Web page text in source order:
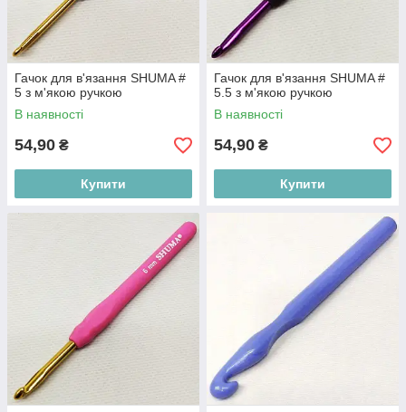
Гачок для в'язання SHUMA #
5 з м'якою ручкою
В наявності
54,90 ₴
Купити
Гачок для в'язання SHUMA #
5.5 з м'якою ручкою
В наявності
54,90 ₴
Купити